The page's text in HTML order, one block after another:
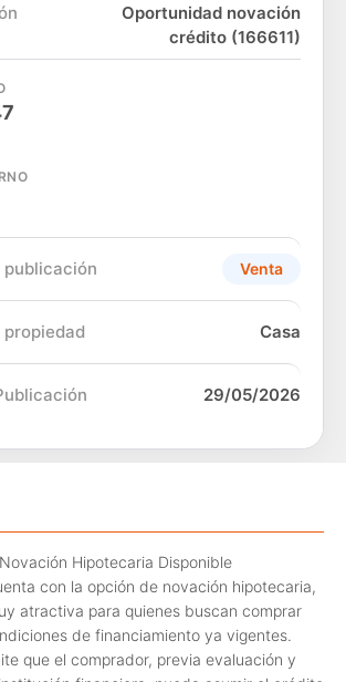
Oportunidad novación
crédito (166611)
publicación Venta
propiedad Casa
29/05/2026
Hipotecaria Disponible
con la opción de novación hipotecaria,
atractiva para quienes buscan comprar
de financiamiento ya vigentes.
que el comprador, previa evaluación y